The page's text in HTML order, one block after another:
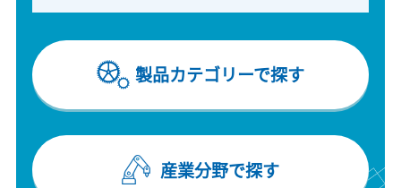
製品カテゴリーで探す
産業分野で探す